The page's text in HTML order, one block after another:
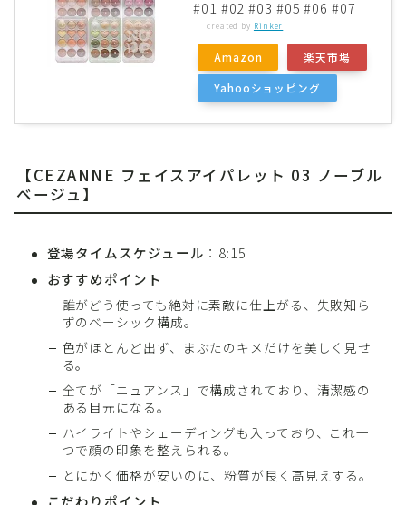
#01 #02 #03 #05 #06 #07
created by Rinker
Amazon 楽天市場
Yahooショッピング
【CEZANNE フェイスアイパレット 03 ノーブル
ベージュ】
登場タイムスケジュール ：8:15
おすすめポイント
誰がどう使っても絶対に素敵に仕上がる、失敗知ら
ずのベーシック構成。
色がほとんど出ず、まぶたのキメだけを美しく見せ
る。
全てが「ニュアンス」で構成されており、清潔感の
ある目元になる。
ハイライトやシェーディングも入っており、これ一
つで顔の印象を整えられる。
とにかく価格が安いのに、粉質が良く高見えする。
こだわりポイント